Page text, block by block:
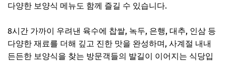
다양한 보양식 메뉴도 함께 즐길 수 있습니다.
8시간 가까이 우려낸 육수에 찹쌀, 녹두, 은행, 대추, 인삼 등
다양한 재료를 더해 깊고 진한 맛을 완성하며, 사계절 내내
든든한 보양식을 찾는 방문객들의 발길이 이어지는 식당입